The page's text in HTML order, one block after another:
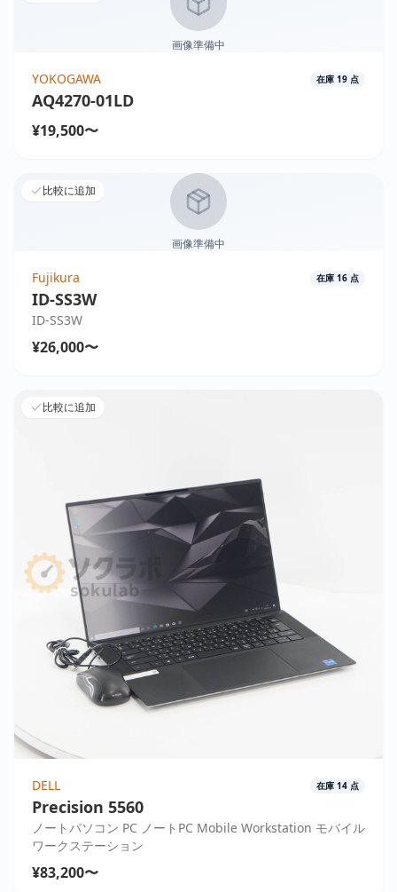
画像準備中
YOKOGAWA 在庫 19 点
AQ4270-01LD
¥19,500〜
比較に追加
画像準備中
Fujikura 在庫 16 点
ID-SS3W
ID-SS3W
¥26,000〜
比較に追加
DELL 在庫 14 点
Precision 5560
ノートパソコン PC ノートPC Mobile Workstation モバイル
ワークステーション
¥83,200〜